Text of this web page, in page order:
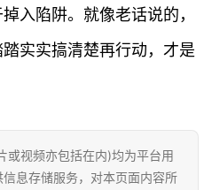
入陷阱。就像老话说的，
实实搞清楚再行动，才是
或视频亦包括在内)均为平台用
息存储服务，对本页面内容所